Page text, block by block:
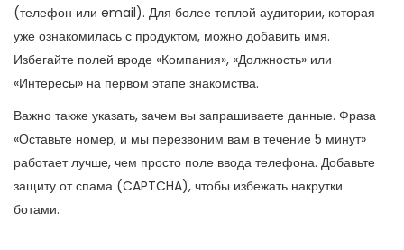
(телефон или email). Для более теплой аудитории, которая
уже ознакомилась с продуктом, можно добавить имя.
Избегайте полей вроде «Компания», «Должность» или
«Интересы» на первом этапе знакомства.
Важно также указать, зачем вы запрашиваете данные. Фраза
«Оставьте номер, и мы перезвоним вам в течение 5 минут»
работает лучше, чем просто поле ввода телефона. Добавьте
защиту от спама (CAPTCHA), чтобы избежать накрутки
ботами.